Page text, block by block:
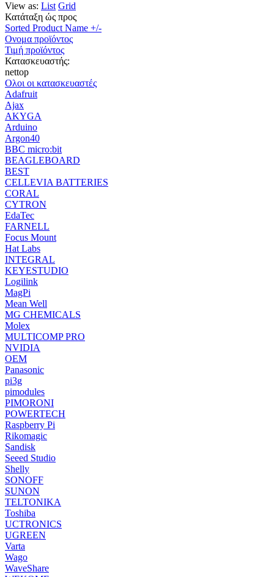
View as: List Grid
Κατάταξη ώς προς
Sorted Product Name +/-
Ονομα προϊόντος
Τιμή προϊόντος
Κατασκευαστής:
nettop
Ολοι οι κατασκευαστές
Adafruit
Ajax
AKYGA
Arduino
Argon40
BBC micro:bit
BEAGLEBOARD
BEST
CELLEVIA BATTERIES
CORAL
CYTRON
EdaTec
FARNELL
Focus Mount
Hat Labs
INTEGRAL
KEYESTUDIO
Logilink
MagPi
Mean Well
MG CHEMICALS
Molex
MULTICOMP PRO
NVIDIA
OEM
Panasonic
pi3g
pimodules
PIMORONI
POWERTECH
Raspberry Pi
Rikomagic
Sandisk
Seeed Studio
Shelly
SONOFF
SUNON
TELTONIKA
Toshiba
UCTRONICS
UGREEN
Varta
Wago
WaveShare